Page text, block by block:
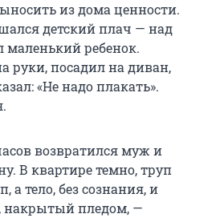
из дома ценности.
детский плач — над
маленький ребенок.
руки, посадил на диван,
«Не надо плакать».
возвратился муж и
В квартире темно, труп
а тело, без сознания, и
накрытый пледом, —